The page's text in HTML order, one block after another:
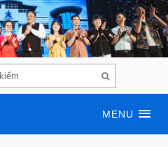
MENU